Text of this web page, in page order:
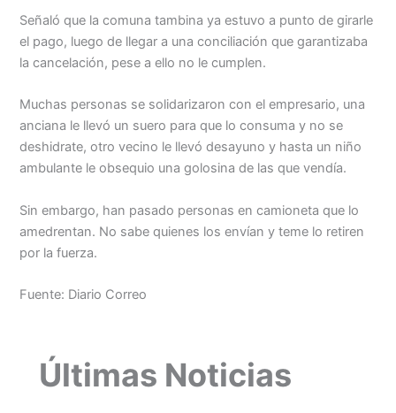
Señaló que la comuna tambina ya estuvo a punto de girarle
el pago, luego de llegar a una conciliación que garantizaba
la cancelación, pese a ello no le cumplen.
Muchas personas se solidarizaron con el empresario, una
anciana le llevó un suero para que lo consuma y no se
deshidrate, otro vecino le llevó desayuno y hasta un niño
ambulante le obsequio una golosina de las que vendía.
Sin embargo, han pasado personas en camioneta que lo
amedrentan. No sabe quienes los envían y teme lo retiren
por la fuerza.
Fuente: Diario Correo
Últimas Noticias